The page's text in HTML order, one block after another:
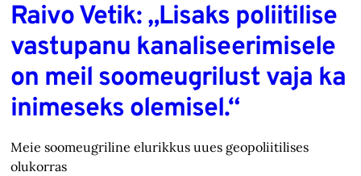
Raivo Vetik: „Lisaks poliitilise
vastupanu kanaliseerimisele
on meil soomeugrilust vaja ka
inimeseks olemisel.“
Meie soomeugriline elurikkus uues geopoliitilises
olukorras